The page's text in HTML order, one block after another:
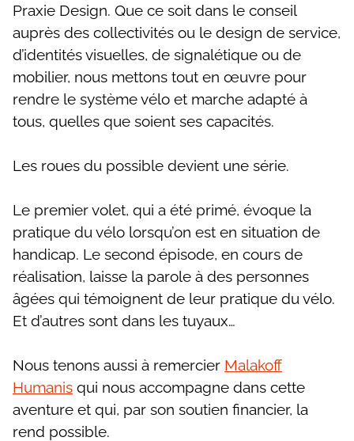
Praxie Design. Que ce soit dans le conseil
auprès des collectivités ou le design de service,
d’identités visuelles, de signalétique ou de
mobilier, nous mettons tout en œuvre pour
rendre le système vélo et marche adapté à
tous, quelles que soient ses capacités.
Les roues du possible devient une série.
Le premier volet, qui a été primé, évoque la
pratique du vélo lorsqu’on est en situation de
handicap. Le second épisode, en cours de
réalisation, laisse la parole à des personnes
âgées qui témoignent de leur pratique du vélo.
Et d’autres sont dans les tuyaux…
Nous tenons aussi à remercier Malakoff
Humanis qui nous accompagne dans cette
aventure et qui, par son soutien financier, la
rend possible.